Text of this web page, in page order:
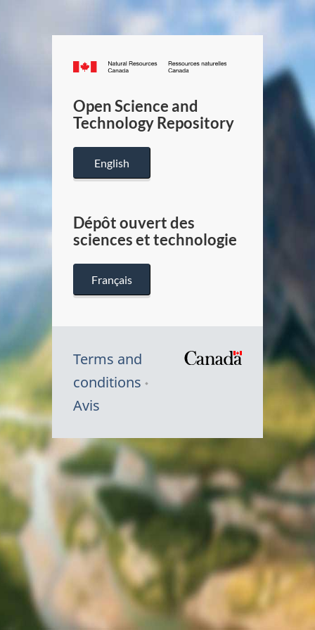
Canada.ca
/
Canada
Open Science and
Technology Repository
English
Dépôt ouvert des
sciences et technologie
Français
Terms and
conditions
Avis
Canada